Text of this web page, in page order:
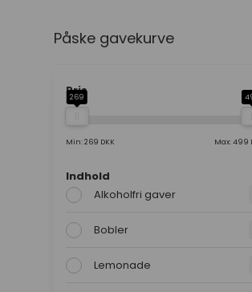
Påske gavekurve
Pris
269
Min: 269 DKK Max: 499
Indhold
Alkoholfri gaver
Bobler
Lemonade